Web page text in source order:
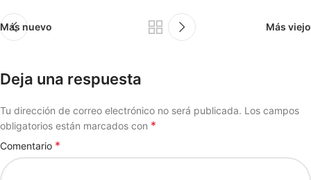
Más nuevo Más viejo
Deja una respuesta
Tu dirección de correo electrónico no será publicada. Los campos
obligatorios están marcados con *
Comentario *